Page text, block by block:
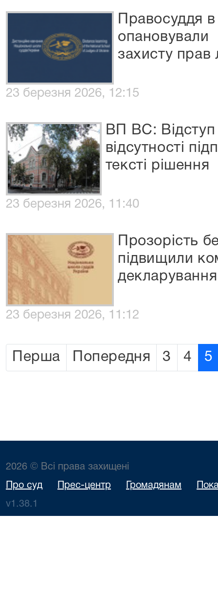
Правосуддя
опановували
захисту прав
23 березня 2026, 12:15
ВП ВС:
відсутності
тексті рішення
23 березня 2026, 11:40
Прозорість
підвищили
декларування
23 березня 2026, 11:12
Перша Попередня 3 4 5
2026 © Всі права захищені
Про суд Прес-центр Громадянам
v1.38.1